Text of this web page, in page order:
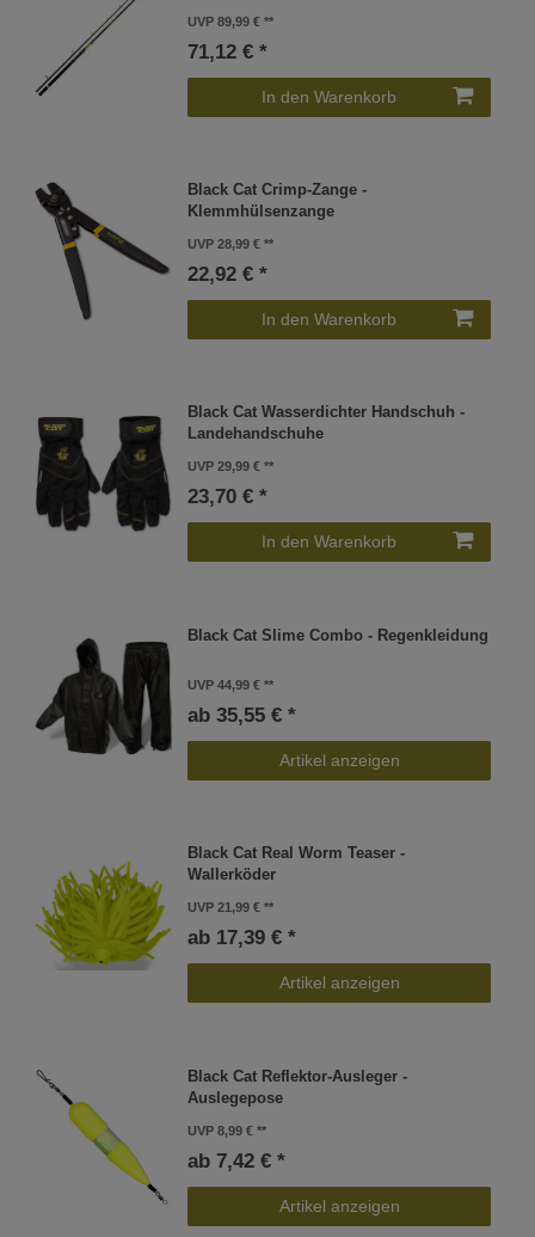
UVP 89,99 €
71,12 € *
In den Warenkorb
Black Cat Crimp-Zange -
Klemmhülsenzange
UVP 28,99 €
22,92 € *
In den Warenkorb
Black Cat Wasserdichter Handschuh -
Landehandschuhe
UVP 29,99 €
23,70 € *
In den Warenkorb
Black Cat Slime Combo - Regenkleidung
UVP 44,99 €
ab 35,55 € *
Artikel anzeigen
Black Cat Real Worm Teaser -
Wallerköder
UVP 21,99 €
ab 17,39 € *
Artikel anzeigen
Black Cat Reflektor-Ausleger -
Auslegepose
UVP 8,99 €
ab 7,42 € *
Artikel anzeigen